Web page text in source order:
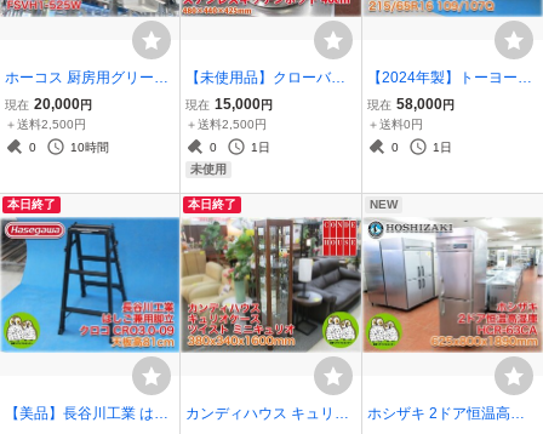
ホーコス 厨房用グリース
フィルター FSVH1-525W
高風量Vフィルター 両面1
連式 厨房設備 HORKOS
現在 20,000円
＋送料2,500円
0
10時間
【未使用品】クローバー
(大屋製作所) 18-8ステン
レス丸型キッチンポット
40cm 手付 容量48L 業務
用 料理道具 調理小物 【長
現在 15,000円
＋送料2,500円
0
1日
未使用
【2024年製】トーヨータ
イヤ ラジアルタイヤ4本
セット OPEN COUNTRY
R/T 215/65R16 109/107Q
現在 58,000円
＋送料0円
0
1日
本日終了
【美品】長谷川工業 はし
本日終了
カンディハウス キュリオ
NEW
ホシザキ 2ドア恒温高湿